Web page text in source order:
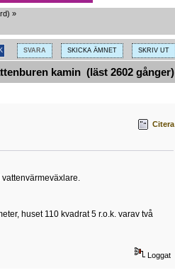
) »
SVARA SKICKA ÄMNET SKRIV UT
kamin (läst 2602 gånger)
Citera
huset 110 kvadrat 5 r.o.k. varav två
Loggat